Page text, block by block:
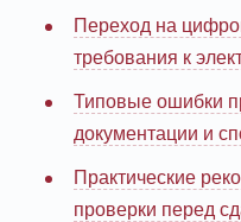
Переход на
требования к
Типовые ошибки
документации и
Практические
проверки перед